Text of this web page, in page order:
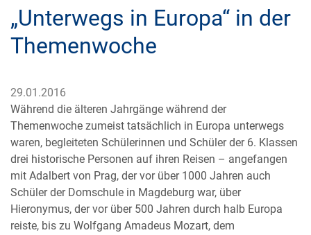
„Unterwegs in Europa“ in der
Themenwoche
29.01.2016
Während die älteren Jahrgänge während der
Themenwoche zumeist tatsächlich in Europa unterwegs
waren, begleiteten Schülerinnen und Schüler der 6. Klassen
drei historische Personen auf ihren Reisen – angefangen
mit Adalbert von Prag, der vor über 1000 Jahren auch
Schüler der Domschule in Magdeburg war, über
Hieronymus, der vor über 500 Jahren durch halb Europa
reiste, bis zu Wolfgang Amadeus Mozart, dem